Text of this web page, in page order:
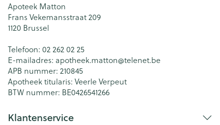
Apoteek Matton
Frans Vekemansstraat 209
1120 Brussel
Telefoon: 02 262 02 25
E-mailadres: apotheek.matton@telenet.be
APB nummer: 210845
Apotheek titularis: Veerle Verpeut
BTW nummer: BE0426541266
Klantenservice